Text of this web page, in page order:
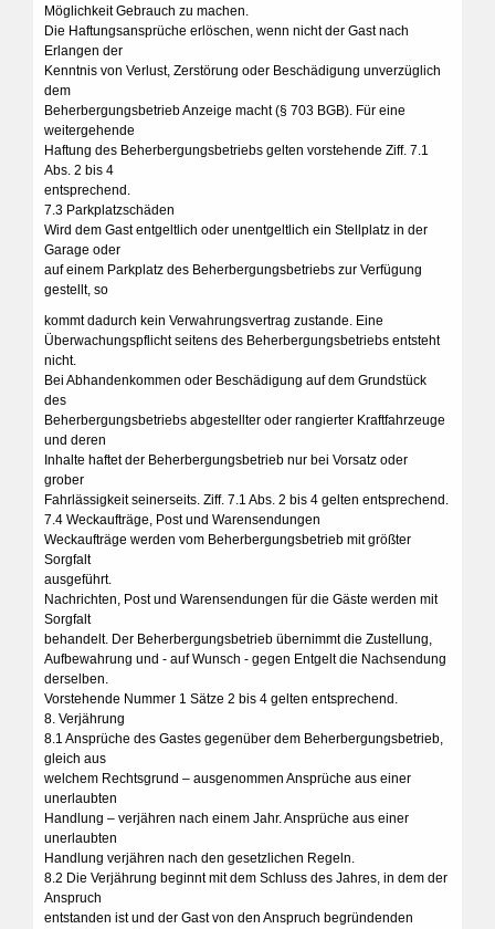
Möglichkeit Gebrauch zu machen.
Die Haftungsansprüche erlöschen, wenn nicht der Gast nach
Erlangen der
Kenntnis von Verlust, Zerstörung oder Beschädigung unverzüglich
dem
Beherbergungsbetrieb Anzeige macht (§ 703 BGB). Für eine
weitergehende
Haftung des Beherbergungsbetriebs gelten vorstehende Ziff. 7.1
Abs. 2 bis 4
entsprechend.
7.3 Parkplatzschäden
Wird dem Gast entgeltlich oder unentgeltlich ein Stellplatz in der
Garage oder
auf einem Parkplatz des Beherbergungsbetriebs zur Verfügung
gestellt, so
kommt dadurch kein Verwahrungsvertrag zustande. Eine
Überwachungspflicht seitens des Beherbergungsbetriebs entsteht
nicht.
Bei Abhandenkommen oder Beschädigung auf dem Grundstück
des
Beherbergungsbetriebs abgestellter oder rangierter Kraftfahrzeuge
und deren
Inhalte haftet der Beherbergungsbetrieb nur bei Vorsatz oder
grober
Fahrlässigkeit seinerseits. Ziff. 7.1 Abs. 2 bis 4 gelten entsprechend.
7.4 Weckaufträge, Post und Warensendungen
Weckaufträge werden vom Beherbergungsbetrieb mit größter
Sorgfalt
ausgeführt.
Nachrichten, Post und Warensendungen für die Gäste werden mit
Sorgfalt
behandelt. Der Beherbergungsbetrieb übernimmt die Zustellung,
Aufbewahrung und - auf Wunsch - gegen Entgelt die Nachsendung
derselben.
Vorstehende Nummer 1 Sätze 2 bis 4 gelten entsprechend.
8. Verjährung
8.1 Ansprüche des Gastes gegenüber dem Beherbergungsbetrieb,
gleich aus
welchem Rechtsgrund – ausgenommen Ansprüche aus einer
unerlaubten
Handlung – verjähren nach einem Jahr. Ansprüche aus einer
unerlaubten
Handlung verjähren nach den gesetzlichen Regeln.
8.2 Die Verjährung beginnt mit dem Schluss des Jahres, in dem der
Anspruch
entstanden ist und der Gast von den Anspruch begründenden